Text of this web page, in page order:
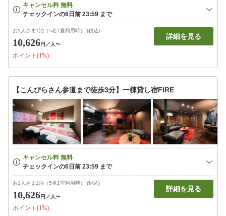
お1人さま1泊（5名1室利用時） (税込)
10,626円 ／人〜
ポイント(1%)
詳細を見る
【こんぴらさん参道まで徒歩3分】一棟貸し宿FIRE
お1人さま1泊（5名1室利用時） (税込)
10,626円 ／人〜
ポイント(1%)
詳細を見る